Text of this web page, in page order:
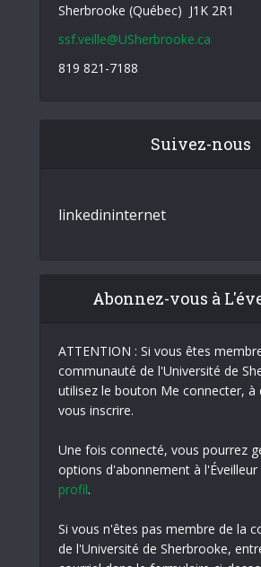
Sherbrooke (Québec) J1K 2R1
ssf.veille@USherbrooke.ca
819 821-7188
Suivez-nous
linkedininternet
Abonnez-vous à
ATTENTION : Si vous êtes
communauté de l'Université de
utilisez le bouton Me connecter, à
vous inscrire.
Une fois connecté, vous pourrez
options d'abonnement à
profil.
Si vous n'êtes pas membre de la
de l'Université de Sherbrooke,